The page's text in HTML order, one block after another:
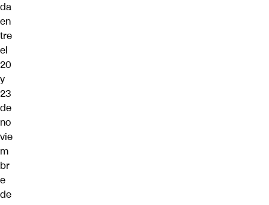
da
en
tre
el
20
y
23
de
no
vie
m
br
e
de